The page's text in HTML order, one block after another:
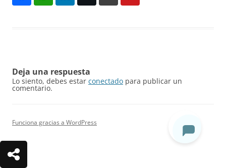
Deja una respuesta
Lo siento, debes estar conectado para publicar un
comentario.
Funciona gracias a WordPress